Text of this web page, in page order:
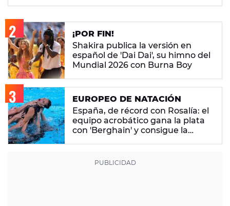
¡POR FIN!
Shakira publica la versión en
español de 'Dai Dai', su himno del
Mundial 2026 con Burna Boy
EUROPEO DE NATACIÓN
España, de récord con Rosalía: el
equipo acrobático gana la plata
con 'Berghain' y consigue la